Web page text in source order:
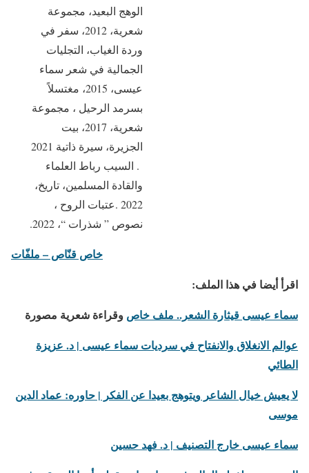
الوهج البعيد، مجموعة
شعرية، 2012، سفر في
وردة الغياب، التجليات
الجمالية في شعر سماء
عيسى، 2015، مغتسلاً
بسرمد الرحيل ، مجموعة
شعرية، 2017، بيت
الجزيرة، سيرة ذاتية 2021
. السيب رباط العلماء
والقادة المسلمين، تاريخ،
2022 .عتبات الروح ،
نصوص ” شذرات “، 2022.
خاص قنّاص – ملفّات
اقرأ أيضا في هذا الملف:
سماء عيسى قيثارة الشعر.. ملف خاص وقراءة شعرية مصورة
عوالم الانغلاق والانفتاح في سرديات سماء عيسى | د. عزيزة
الطائي
لا يعيش خيال الشاعر ويتوهج بعيدا عن الفكر | حاوره: عماد الدين
موسى
سماء عيسى خارج التصنيف | د. فهد حسين